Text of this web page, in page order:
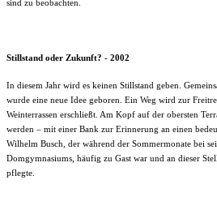
sind zu beobachten.
Stillstand oder Zukunft? - 2002
In diesem Jahr wird es keinen Stillstand geben.
wurde eine neue Idee geboren. Ein Weg wird zur
Weinterrassen erschließt. Am Kopf auf der obersten
werden – mit einer Bank zur Erinnerung an einen
Wilhelm Busch, der während der Sommermonate bei
Domgymnasiums, häufig zu Gast war und an dieser
pflegte.